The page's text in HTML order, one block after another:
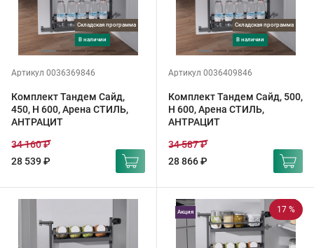
Складская программа
в наличии
Артикул 0036369846
Комплект Тандем Сайд,
450, H 600, Арена СТИЛЬ,
АНТРАЦИТ
28 539 ₽
34 160 ₽
Складская программа
в наличии
Артикул 0036409846
Комплект Тандем Сайд, 500,
H 600, Арена СТИЛЬ,
АНТРАЦИТ
28 866 ₽
34 587 ₽
17 %
Акция